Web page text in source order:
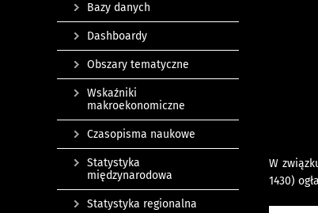
W
1430)
Bazy danych
Dashboardy
Obszary tematyczne
Wskaźniki
makroekonomiczne
Czasopisma naukowe
Statystyka
międzynarodowa
Statystyka regionalna